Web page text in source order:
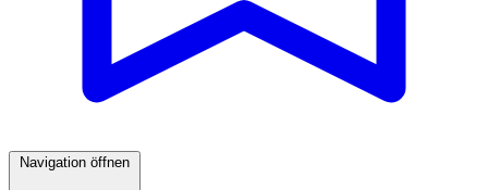
Navigation öffnen